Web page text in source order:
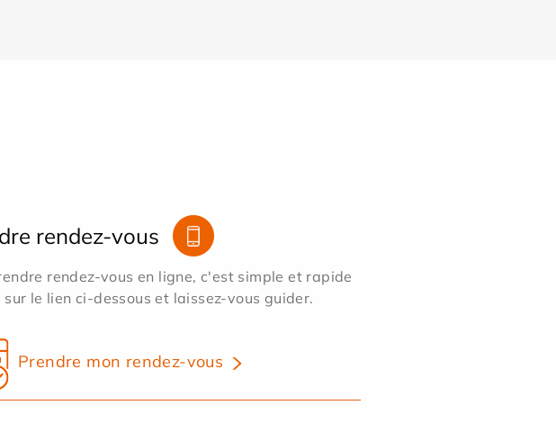
rendez-vous
rendez-vous en ligne, c'est simple et rapide
sur le lien ci-dessous et laissez-vous guider.
Prendre mon rendez-vous